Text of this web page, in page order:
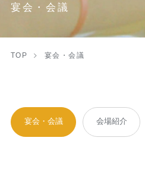
宴会・会議
TOP 宴会・会議
宴会・会議 会場紹介